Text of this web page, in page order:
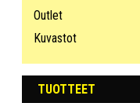
Outlet
Kuvastot
TUOTTEET